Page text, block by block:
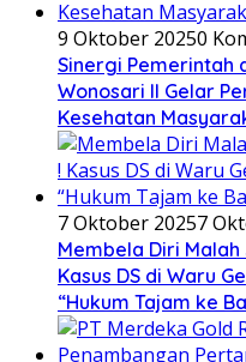
9 Oktober 20250
Sinergi Pemerintah
Wonosari II Gelar
Kesehatan
7 Oktober 20257
Membela Diri
Kasus DS di Waru
“Hukum Tajam ke